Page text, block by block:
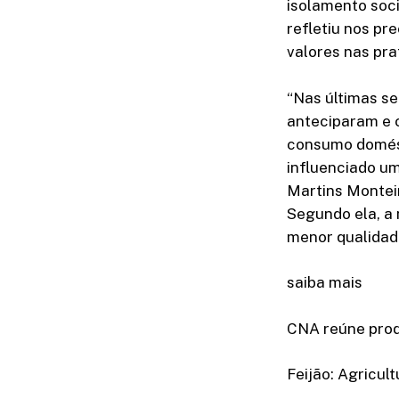
isolamento
refletiu nos
valores nas
“Nas últimas
anteciparam e
consumo
influenciado
Martins
Segundo ela,
menor
saiba mais
CNA reúne
Feijão: